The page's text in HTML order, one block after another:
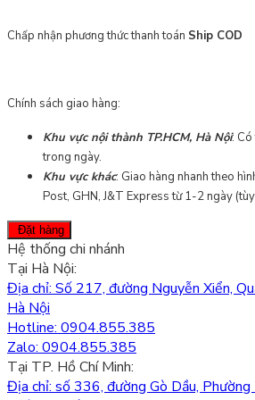
100
Chấp nhận phương thức thanh toán Ship COD
Chính sách giao hàng:
Khu vực nội thành TP.HCM, Hà Nội:
trong ngày.
Khu vực khác: Giao hàng nhanh theo
Post, GHN, J&T Express từ 1-2 ngày
Đặt hàng
Hệ thống chi nhánh
Tại Hà Nội:
Địa chỉ: Số 217, đường Nguyễn Xiển,
Hà Nội
Hotline: 0904.855.385
Zalo: 0904.855.385
Tại TP. Hồ Chí Minh:
Địa chỉ: số 336, đường Gò Dầu, Phường